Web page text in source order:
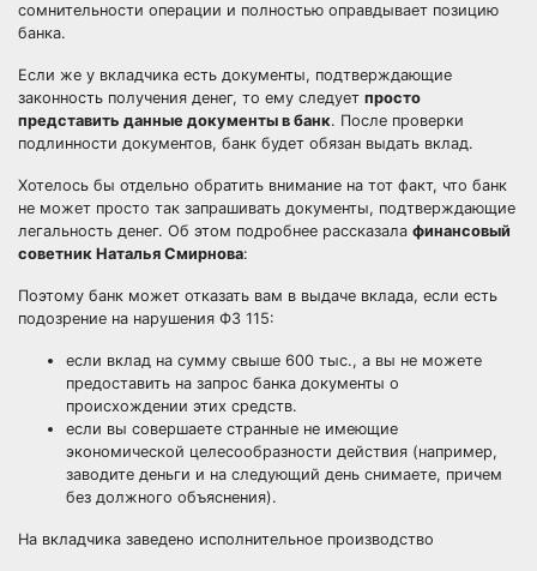
сомнительности операции и полностью оправдывает позицию
банка.
Если же у вкладчика есть документы, подтверждающие
законность получения денег, то ему следует просто
представить данные документы в банк. После проверки
подлинности документов, банк будет обязан выдать вклад.
Хотелось бы отдельно обратить внимание на тот факт, что банк
не может просто так запрашивать документы, подтверждающие
легальность денег. Об этом подробнее рассказала финансовый
советник Наталья Смирнова:
Поэтому банк может отказать вам в выдаче вклада, если есть
подозрение на нарушения ФЗ 115:
если вклад на сумму свыше 600 тыс., а вы не можете
предоставить на запрос банка документы о
происхождении этих средств.
если вы совершаете странные не имеющие
экономической целесообразности действия (например,
заводите деньги и на следующий день снимаете, причем
без должного объяснения).
На вкладчика заведено исполнительное производство